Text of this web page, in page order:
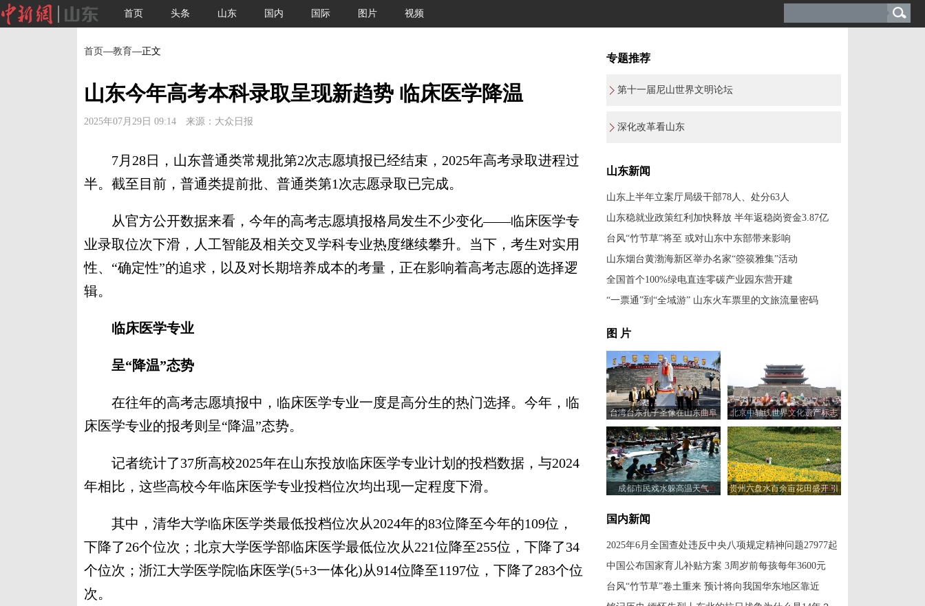
首页 头条 山东 国内 国际 图片 视频
首页—教育—正文
山东今年高考本科录取呈现新趋势 临床医学降温
2025年07月29日 09:14 来源：大众日报
7月28日，山东普通类常规批第2次志愿填报已经结束，2025年高考录取进程过
半。截至目前，普通类提前批、普通类第1次志愿录取已完成。
从官方公开数据来看，今年的高考志愿填报格局发生不少变化——临床医学专
业录取位次下滑，人工智能及相关交叉学科专业热度继续攀升。当下，考生对实用
性、“确定性”的追求，以及对长期培养成本的考量，正在影响着高考志愿的选择逻
辑。
临床医学专业
呈“降温”态势
在往年的高考志愿填报中，临床医学专业一度是高分生的热门选择。今年，临
床医学专业的报考则呈“降温”态势。
记者统计了37所高校2025年在山东投放临床医学专业计划的投档数据，与2024
年相比，这些高校今年临床医学专业投档位次均出现一定程度下滑。
其中，清华大学临床医学类最低投档位次从2024年的83位降至今年的109位，
下降了26个位次；北京大学医学部临床医学最低位次从221位降至255位，下降了34
个位次；浙江大学医学院临床医学(5+3一体化)从914位降至1197位，下降了283个位
次。
专题推荐
第十一届尼山世界文明论坛
深化改革看山东
山东新闻
山东上半年立案厅局级干部78人、处分63人
山东稳就业政策红利加快释放 半年返稳岗资金3.87亿
台风“竹节草”将至 或对山东中东部带来影响
山东烟台黄渤海新区举办名家“箜篌雅集”活动
全国首个100%绿电直连零碳产业园东营开建
“一票通”到“全域游” 山东火车票里的文旅流量密码
图 片
台湾台东孔子圣像在山东曲阜
捐赠起运
北京中轴线世界文化遗产标志
碑揭幕
成都市民戏水躲高温天气
贵州六盘水百余亩花田盛开 引
国内新闻
2025年6月全国查处违反中央八项规定精神问题27977起
中国公布国家育儿补贴方案 3周岁前每孩每年3600元
台风“竹节草”卷土重来 预计将向我国华东地区靠近